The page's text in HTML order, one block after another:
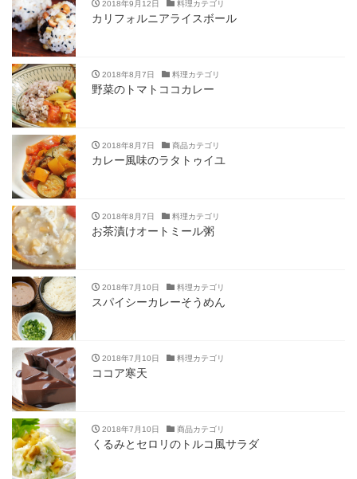
2018年9月12日 料理カテゴリ
カリフォルニアライスボール
2018年8月7日 料理カテゴリ
野菜のトマトココカレー
2018年8月7日 商品カテゴリ
カレー風味のラタトゥイユ
2018年8月7日 料理カテゴリ
お茶漬けオートミール粥
2018年7月10日 料理カテゴリ
スパイシーカレーそうめん
2018年7月10日 料理カテゴリ
ココア寒天
2018年7月10日 商品カテゴリ
くるみとセロリのトルコ風サラダ